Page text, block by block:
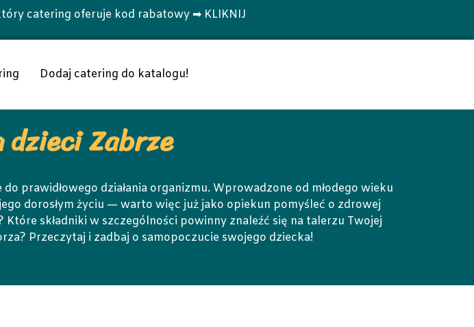
catering oferuje kod rabatowy ➡ KLIKNIJ
Dodaj catering do katalogu!
Zabrze
prawidłowego działania organizmu. Wprowadzone od młodego wieku
dorosłym życiu — warto więc już jako opiekun pomyśleć o zdrowej
składniki w szczególności powinny znaleźć się na talerzu Twojej
Przeczytaj i zadbaj o samopoczucie swojego dziecka!